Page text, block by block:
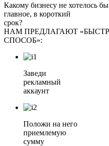
Какому бизнесу не хотелось
главное, в короткий
срок?
НАМ ПРЕДЛАГАЮТ
СПОСОБ»:
Заведи
рекламный
аккаунт
Положи на него
приемлемую
сумму